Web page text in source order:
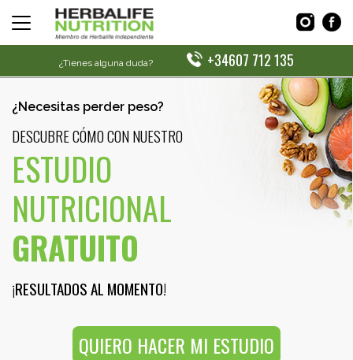
¿Tienes alguna duda? +34607 712 135
¿Necesitas perder peso?
DESCUBRE CÓMO CON NUESTRO
ESTUDIO
NUTRICIONAL
GRATUITO
¡RESULTADOS AL MOMENTO!
QUIERO HACER MI ESTUDIO